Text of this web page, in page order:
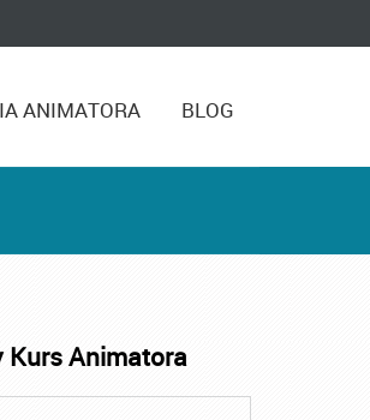
ANIMATORA BLOG
Wolnego Warszawa
Kurs Animatora